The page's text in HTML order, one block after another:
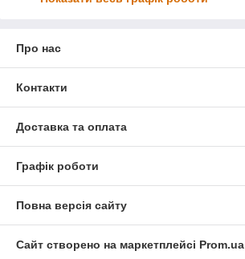
Про нас
Контакти
Доставка та оплата
Графік роботи
Повна версія сайту
Сайт створено на маркетплейсі Prom.ua